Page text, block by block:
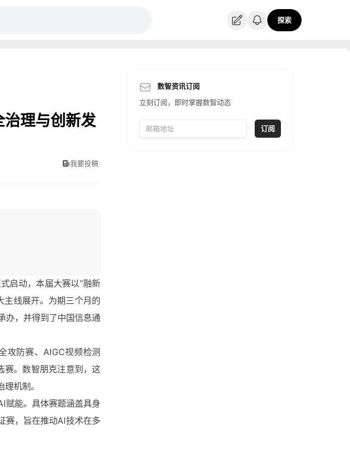
探索
理与创新发
我要投稿
启动，本届大赛以“融新
主线展开。为期三个月的
办，并得到了中国信息通
攻防赛、AIGC视频检测
赛。数智朋克注意到，这
机制。
赋能。具体赛题涵盖具身
赛，旨在推动AI技术在多
数智资讯订阅
立刻订阅，即时掌握数智动态
订阅